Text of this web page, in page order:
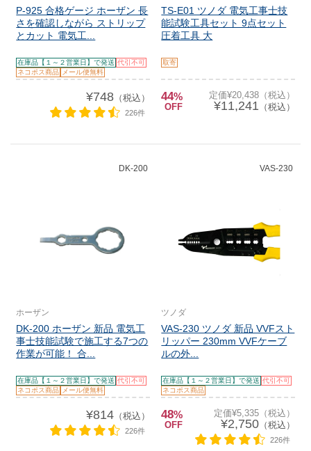
P-925 合格ゲージ ホーザン 長
さを確認しながら ストリップ
とカット 電気工...
在庫品【１～２営業日】で発送 代引不可
ネコポス商品
メール便無料
¥748（税込）
226件
TS-E01 ツノダ 電気工事士技
能試験工具セット 9点セット
圧着工具 大
取寄
44%
OFF
定価¥20,438（税込）
¥11,241 （税込）
DK-200
ホーザン
DK-200 ホーザン 新品 電気工
事士技能試験で施工する7つの
作業が可能！ 合...
在庫品【１～２営業日】で発送 代引不可
ネコポス商品
メール便無料
¥814（税込）
226件
VAS-230
ツノダ
VAS-230 ツノダ 新品 VVFスト
リッパー 230mm VVFケーブ
ルの外...
在庫品【１～２営業日】で発送 代引不可
ネコポス商品
48%
OFF
定価¥5,335（税込）
¥2,750（税込）
226件